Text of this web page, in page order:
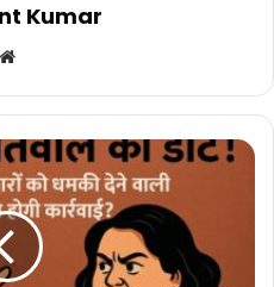
Kumar